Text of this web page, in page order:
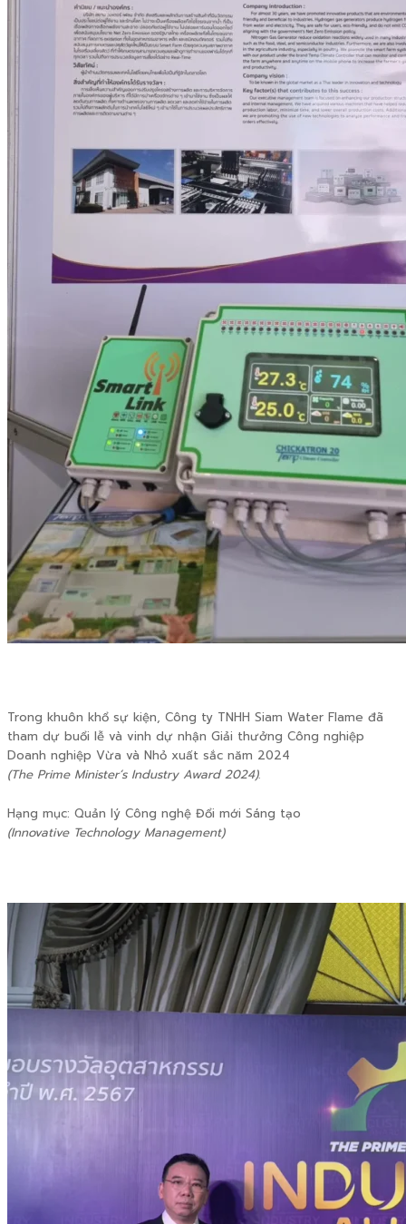
Trong khuôn khổ sự kiện, Công ty TNHH Siam Water Flame đã
tham dự buổi lễ và vinh dự nhận Giải thưởng Công nghiệp
Doanh nghiệp Vừa và Nhỏ xuất sắc năm 2024
(The Prime Minister’s Industry Award 2024).
Hạng mục: Quản lý Công nghệ Đổi mới Sáng tạo
(Innovative Technology Management)